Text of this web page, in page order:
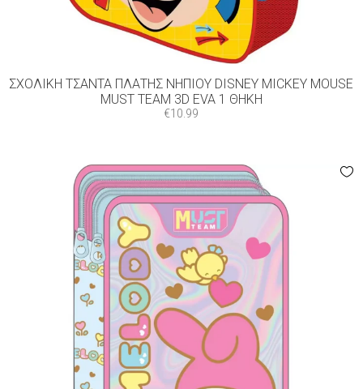
ΣΧΟΛΙΚΉ ΤΣΆΝΤΑ ΠΛΆΤΗΣ ΝΗΠΊΟΥ DISNEY MICKEY MOUSE
MUST TEAM 3D EVA 1 ΘΉΚΗ
€10.99